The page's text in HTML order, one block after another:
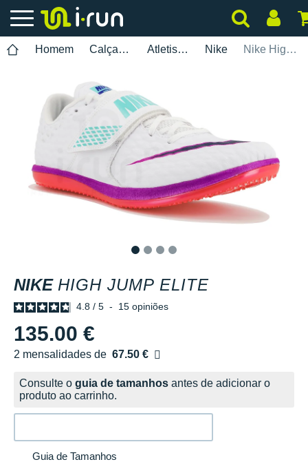
Homem Calçados Atletismo Nike Nike High Jump Elite
NIKE HIGH JUMP ELITE
4.8 / 5 - 15 opiniões
135.00 €
2 mensalidades de 67.50 €
sem custos
Consulte o guia de tamanhos antes de adicionar o
produto ao carrinho.
Guia de Tamanhos